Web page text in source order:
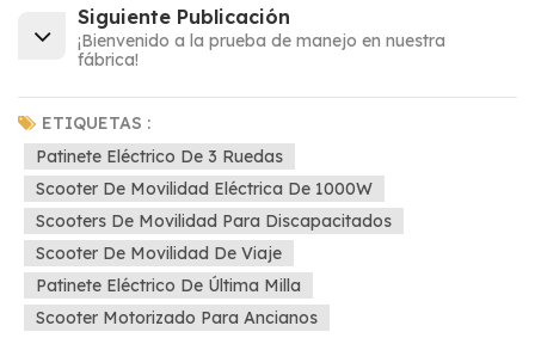
Siguiente Publicación
¡Bienvenido a la prueba de manejo en nuestra
fábrica!
ETIQUETAS :
Patinete Eléctrico De 3 Ruedas
Scooter De Movilidad Eléctrica De 1000W
Scooters De Movilidad Para Discapacitados
Scooter De Movilidad De Viaje
Patinete Eléctrico De Última Milla
Scooter Motorizado Para Ancianos